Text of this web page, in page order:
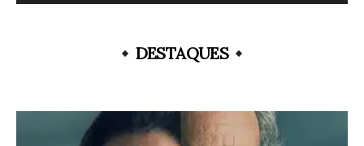
DESTAQUES